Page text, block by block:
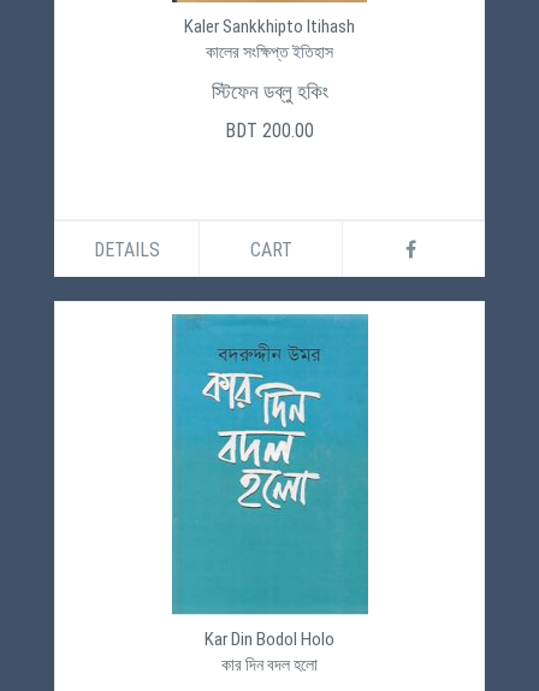
Kaler Sankkhipto Itihash
কালের সংক্ষিপ্ত ইতিহাস
স্টিফেন ডব্লু হকিং
BDT 200.00
DETAILS CART
Kar Din Bodol Holo
কার দিন বদল হলো